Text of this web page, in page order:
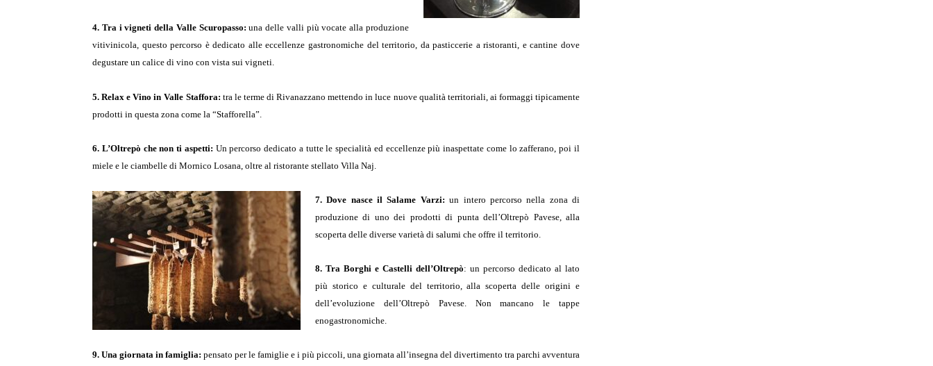
4. Tra i vigneti della Valle Scuropasso: una delle valli più vocate alla produzione
vitivinicola, questo percorso è dedicato alle eccellenze gastronomiche del territorio, da pasticcerie a ristoranti, e cantine dove
degustare un calice di vino con vista sui vigneti.
5. Relax e Vino in Valle Staffora: tra le terme di Rivanazzano mettendo in luce nuove qualità territoriali, ai formaggi tipicamente
prodotti in questa zona come la “Stafforella”
6. L’Oltrepò che non ti aspetti: Un percorso dedicato a tutte le specialità ed eccellenze più inaspettate come lo zafferano, poi il
miele e le ciambelle di Mornico Losana, oltre al ristorante stellato Villa Naj.
7. Dove nasce il Salame Varzi: un intero percorso nella zona di
produzione di uno dei prodotti di punta dell’Oltrepò Pavese, alla
scoperta delle diverse varietà di salumi che offre il territorio.
8. Tra Borghi e Castelli dell’Oltrepò: un percorso dedicato al lato
più storico e culturale del territorio, alla scoperta delle origini e
dell’evoluzione dell’Oltrepò Pavese. Non mancano le tappe
enogastronomiche.
9. Una giornata in famiglia: pensato per le famiglie e i più piccoli, una giornata all’insegna del divertimento tra parchi avventura